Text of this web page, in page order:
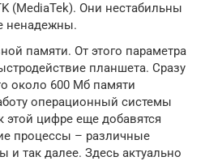
(MediaTek). Они нестабильны
ненадежны.
памяти. От этого параметра
планшета. Сразу
около 600 Мб памяти
операционный системы
этой цифре еще добавятся
процессы – различные
и так далее. Здесь актуально